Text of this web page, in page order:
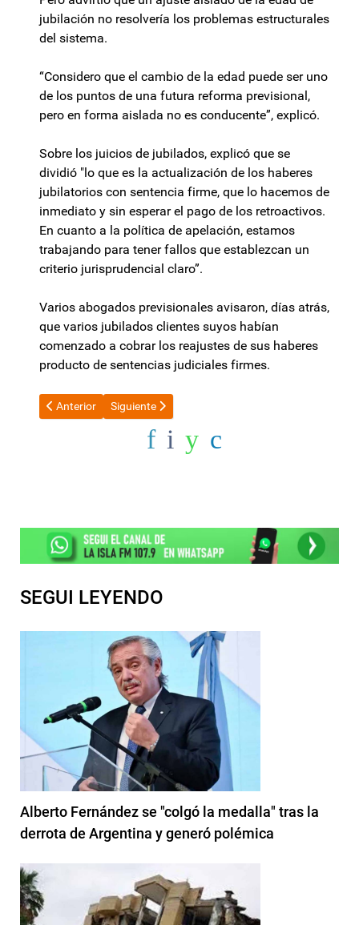
jubilación no resolvería los problemas estructurales
del sistema.
“Considero que el cambio de la edad puede ser uno
de los puntos de una futura reforma previsional,
pero en forma aislada no es conducente”, explicó.
Sobre los juicios de jubilados, explicó que se
dividió "lo que es la actualización de los haberes
jubilatorios con sentencia firme, que lo hacemos de
inmediato y sin esperar el pago de los retroactivos.
En cuanto a la política de apelación, estamos
trabajando para tener fallos que establezcan un
criterio jurisprudencial claro”.
Varios abogados previsionales avisaron, días atrás,
que varios jubilados clientes suyos habían
comenzado a cobrar los reajustes de sus haberes
producto de sentencias judiciales firmes.
Artículo anterior: Belén fue sede del Primer Encuentro Textil de
Anterior Artículo siguiente: Es oficial: Argentina exportará
Siguiente
SEGUI LEYENDO
Alberto Fernández se "colgó la medalla" tras la
derrota de Argentina y generó polémica